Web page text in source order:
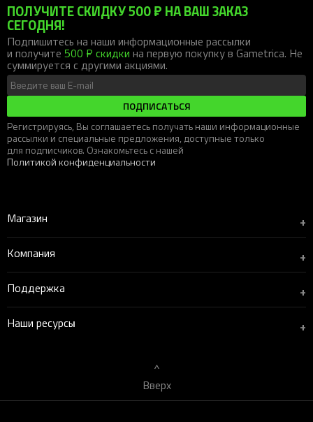
ПОЛУЧИТЕ СКИДКУ 500 ₽ НА ВАШ ЗАКАЗ
СЕГОДНЯ!
Подпишитесь на наши информационные рассылки
и получите 500 ₽ скидки на первую покупку в Gametrica. Не
суммируется с другими акциями.
ПОДПИСАТЬСЯ
Регистрируясь, Вы соглашаетесь получать наши информационные
рассылки и специальные предложения, доступные только
для подписчиков. Ознакомьтесь с нашей
Политикой конфиденциальности
Магазин +
Компания +
Поддержка +
Наши ресурсы +
Вверх